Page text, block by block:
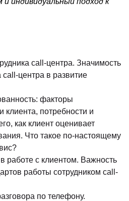
call-центра. Значимость
call-центра в развитие
факторы
клиента, потребности и
как клиент оценивает
Что такое по-настоящему
работе с клиентом. Важность
работы сотрудником call-
по телефону.